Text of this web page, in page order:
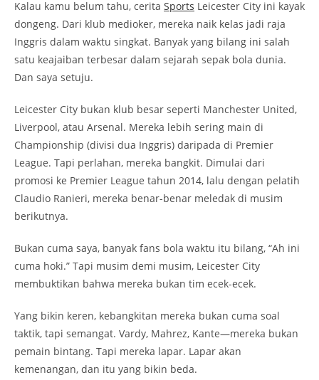
Kalau kamu belum tahu, cerita Sports Leicester City ini kayak
dongeng. Dari klub medioker, mereka naik kelas jadi raja
Inggris dalam waktu singkat. Banyak yang bilang ini salah
satu keajaiban terbesar dalam sejarah sepak bola dunia.
Dan saya setuju.
Leicester City bukan klub besar seperti Manchester United,
Liverpool, atau Arsenal. Mereka lebih sering main di
Championship (divisi dua Inggris) daripada di Premier
League. Tapi perlahan, mereka bangkit. Dimulai dari
promosi ke Premier League tahun 2014, lalu dengan pelatih
Claudio Ranieri, mereka benar-benar meledak di musim
berikutnya.
Bukan cuma saya, banyak fans bola waktu itu bilang, “Ah ini
cuma hoki.” Tapi musim demi musim, Leicester City
membuktikan bahwa mereka bukan tim ecek-ecek.
Yang bikin keren, kebangkitan mereka bukan cuma soal
taktik, tapi semangat. Vardy, Mahrez, Kante—mereka bukan
pemain bintang. Tapi mereka lapar. Lapar akan
kemenangan, dan itu yang bikin beda.